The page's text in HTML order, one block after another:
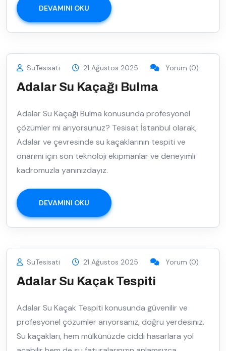
DEVAMINI OKU
SuTesisati 21 Ağustos 2025 Yorum (0)
Adalar Su Kaçağı Bulma
Adalar Su Kaçağı Bulma konusunda profesyonel
çözümler mi arıyorsunuz? Tesisat İstanbul olarak,
Adalar ve çevresinde su kaçaklarının tespiti ve
onarımı için son teknoloji ekipmanlar ve deneyimli
kadromuzla yanınızdayız.
DEVAMINI OKU
SuTesisati 21 Ağustos 2025 Yorum (0)
Adalar Su Kaçak Tespiti
Adalar Su Kaçak Tespiti konusunda güvenilir ve
profesyonel çözümler arıyorsanız, doğru yerdesiniz.
Su kaçakları, hem mülkünüzde ciddi hasarlara yol